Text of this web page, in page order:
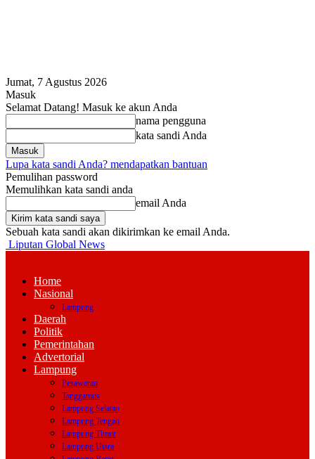
Jumat, 7 Agustus 2026
Masuk
Selamat Datang! Masuk ke akun Anda
nama pengguna
kata sandi Anda
Lupa kata sandi Anda? mendapatkan bantuan
Pemulihan password
Memulihkan kata sandi anda
email Anda
Sebuah kata sandi akan dikirimkan ke email Anda.
Liputan Global News
Home
Nasional
Lampung
Daerah
Politik
Pemerintahan
Advertorial
Lampung
Pesawaran
Tanggamus
Lampung Selatan
Lampung Tengah
Lampung Timur
Lampung Utara